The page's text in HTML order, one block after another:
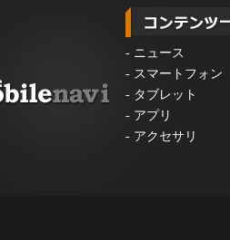
- ニュース
- スマートフォン
- タブレット
- アプリ
- アクセサリ